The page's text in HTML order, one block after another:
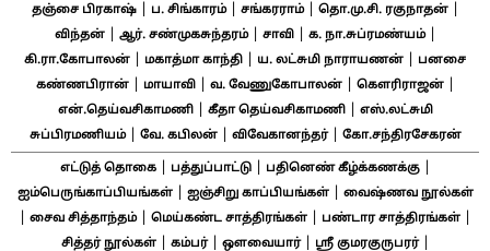
தஞ்சை பிரகாஷ்| ப. சிங்காரம்| சங்கரராம்| தொ.மு.சி. ரகுநாதன்|
விந்தன்| ஆர். சண்முகசுந்தரம்| சாவி| க. நா.சுப்ரமண்யம்|
கி.ரா.கோபாலன் மகாத்மா காந்தி ய. லட்சுமி நாராயணன்
பனசை
கண்ணபிரான்| மாயாவி| வ. வேணுகோபாலன்| கௌரிராஜன்|
என்.தெய்வசிகாமணி| கீதா தெய்வசிகாமணி|
எஸ்.லட்சுமி
சுப்பிரமணியம்| வே. கபிலன்| விவேகானந்தர்| கோ.சந்திரசேகரன்
எட்டுத் தொகை| பத்துப்பாட்டு| பதினெண் கீழ்க்கணக்கு|
ஐம்பெருங்காப்பியங்கள்| ஐஞ்சிறு காப்பியங்கள்| வைஷ்ணவ நூல்கள்
சைவ சித்தாந்தம்| மெய்கண்ட சாத்திரங்கள் பண்டார சாத்திரங்கள்
சித்தர் நூல்கள்| கம்பர்| ஔவையார்| ஸ்ரீ குமரகுருபரர்|